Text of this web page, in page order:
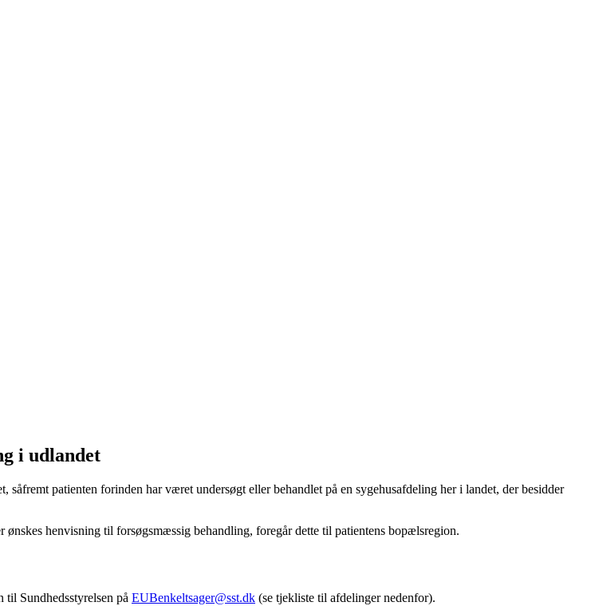
i udlandet
patienten forinden har været undersøgt eller behandlet på en sygehusafdeling her i landet, der besidder
henvisning til forsøgsmæssig behandling, foregår dette til patientens bopælsregion.
til Sundhedsstyrelsen på EUBenkeltsager@sst.dk (se tjekliste til afdelinger nedenfor).